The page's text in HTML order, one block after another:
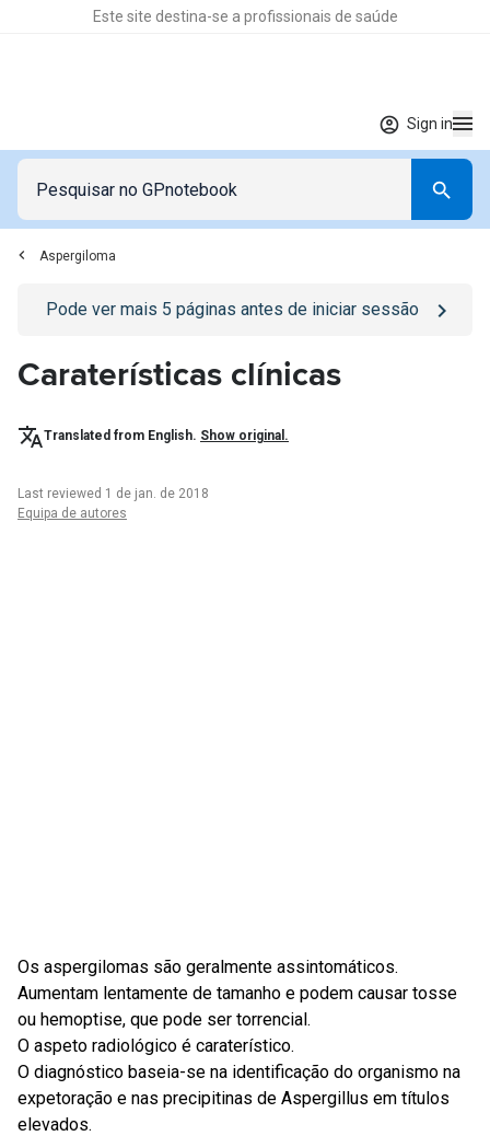
Este site destina-se a profissionais de saúde
Sign in
Aspergiloma
Go to/sign-inpage
Pode ver mais 5 páginas antes de iniciar sessão
Caraterísticas clínicas
Translated from English. Show original.
Last reviewed 1 de jan. de 2018
Equipa de autores
Os aspergilomas são geralmente assintomáticos.
Aumentam lentamente de tamanho e podem causar tosse
ou hemoptise, que pode ser torrencial.
O aspeto radiológico é caraterístico.
O diagnóstico baseia-se na identificação do organismo na
expetoração e nas precipitinas de Aspergillus em títulos
elevados.